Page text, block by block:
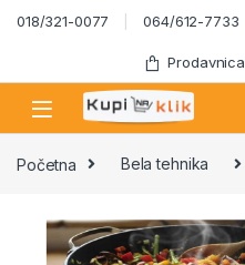
Skip to navigation
Skip to content
018/321-0077 064/612-7733
Prodavnica
Početna Bela tehnika